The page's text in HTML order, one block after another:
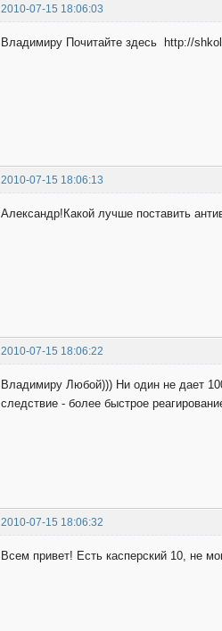
2010-07-15 18:06:03
Владимиру Почитайте здесь http://
2010-07-15 18:06:13
Александр!Какой лучше поставить
2010-07-15 18:06:22
Владимиру Любой))) Ни один не дает
следствие - более быстрое
2010-07-15 18:06:32
Всем привет! Есть касперский 10, не